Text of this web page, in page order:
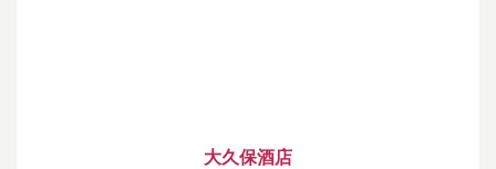
大久保酒店